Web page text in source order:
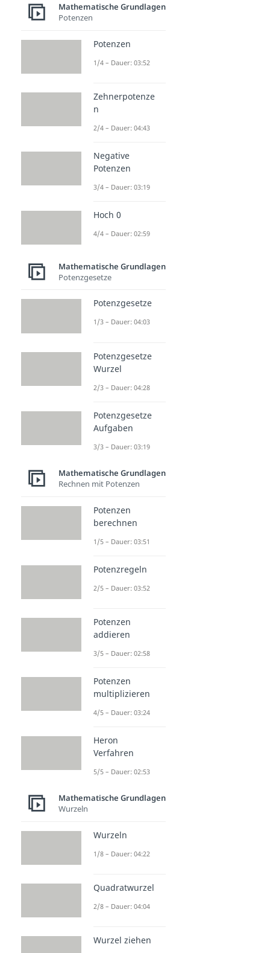
Mathematische Grundlagen
Potenzen
Potenzen
1/4 – Dauer: 03:52
Zehnerpotenze
n
2/4 – Dauer: 04:43
Negative
Potenzen
3/4 – Dauer: 03:19
Hoch 0
4/4 – Dauer: 02:59
Mathematische Grundlagen
Potenzgesetze
Potenzgesetze
1/3 – Dauer: 04:03
Potenzgesetze
Wurzel
2/3 – Dauer: 04:28
Potenzgesetze
Aufgaben
3/3 – Dauer: 03:19
Mathematische Grundlagen
Rechnen mit Potenzen
Potenzen
berechnen
1/5 – Dauer: 03:51
Potenzregeln
2/5 – Dauer: 03:52
Potenzen
addieren
3/5 – Dauer: 02:58
Potenzen
multiplizieren
4/5 – Dauer: 03:24
Heron
Verfahren
5/5 – Dauer: 02:53
Mathematische Grundlagen
Wurzeln
Wurzeln
1/8 – Dauer: 04:22
Quadratwurzel
2/8 – Dauer: 04:04
Wurzel ziehen